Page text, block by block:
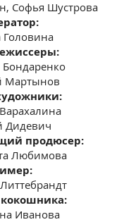
Софья Шустрова
Головина
Бондаренко
Мартынов
продюсер:
Любимова
Иванова